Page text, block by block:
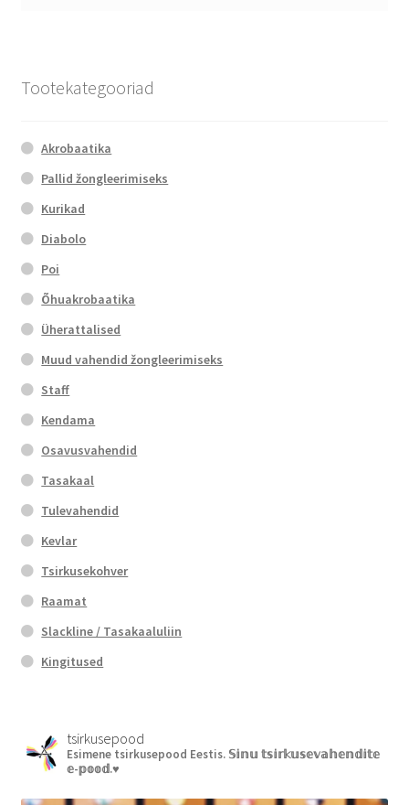
Tootekategooriad
Akrobaatika
Pallid žongleerimiseks
Kurikad
Diabolo
Poi
Õhuakrobaatika
Üherattalised
Muud vahendid žongleerimiseks
Staff
Kendama
Osavusvahendid
Tasakaal
Tulevahendid
Kevlar
Tsirkusekohver
Raamat
Slackline / Tasakaaluliin
Kingitused
tsirkusepood
Esimene tsirkusepood Eestis. 𝕊𝕚𝕟𝕦 𝕥𝕤𝕚𝕣𝕜𝕦𝕤𝕖𝕧𝕒𝕙𝕖𝕟𝕕𝕚𝕥𝕖
𝕖-𝕡𝕠𝕠𝕕.♥︎